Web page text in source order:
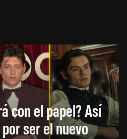
con el papel? Así
ser el nuevo